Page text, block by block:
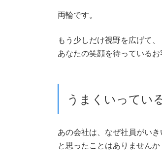
両輪です。
もう少しだけ視野を広げて、
あなたの笑顔を待っているお
うまくいってい
あの会社は、なぜ社員がい
と思ったことはありませんか